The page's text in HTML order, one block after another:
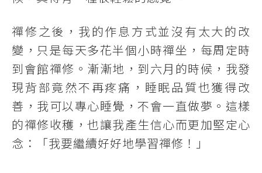
禪修之後，我的作息方式並沒有太大的改
變，只是每天多花半個小時禪坐，每周定時
到會館禪修。漸漸地，到六月的時候，我發
現背部竟然不再疼痛，睡眠品質也獲得改
善，我可以專心睡覺，不會一直做夢。這樣
的禪修收穫，也讓我產生信心而更加堅定心
念：「我要繼續好好地學習禪修！」